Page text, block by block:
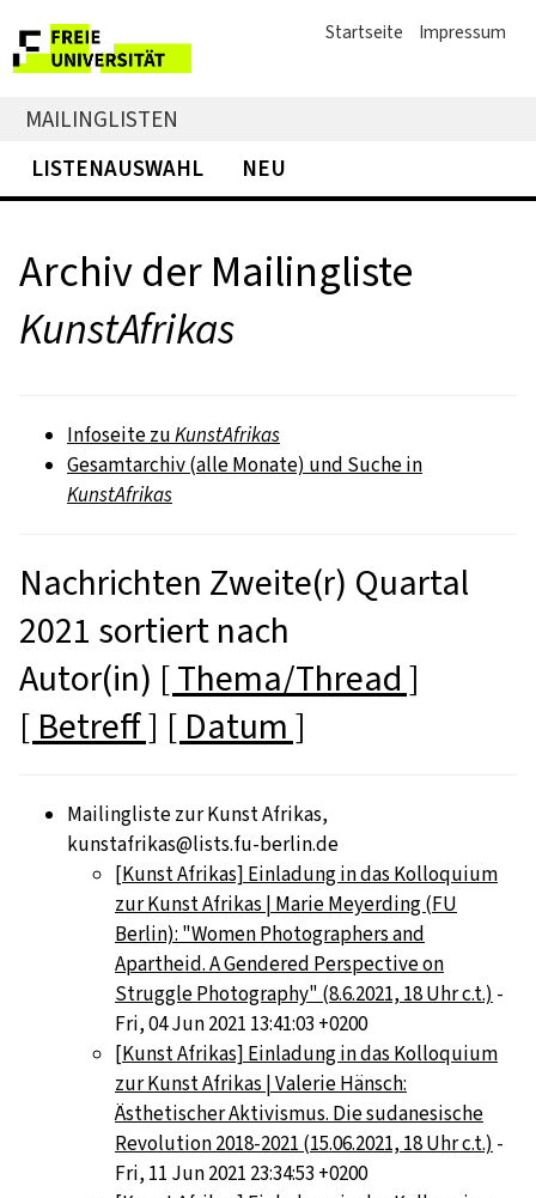
Startseite Impressum
MAILINGLISTEN
LISTENAUSWAHL
NEU
Archiv der Mailingliste
KunstAfrikas
Infoseite zuKunstAfrikas
Gesamtarchiv (alle Monate) und Suche in
KunstAfrikas
Nachrichten Zweite(r) Quartal
2021 sortiert nach
Autor(in) [ Thema/Thread ]
[ Betreff ] [ Datum ]
Mailingliste zur Kunst Afrikas,
kunstafrikas@lists.fu-berlin.de
[Kunst Afrikas] Einladung in das Kolloquium
zur Kunst Afrikas | Marie Meyerding (FU
Berlin): "Women Photographers and
Apartheid. A Gendered Perspective on
Struggle Photography" (8.6.2021, 18 Uhr c.t.) -
Fri, 04 Jun 2021 13:41:03 +0200
[Kunst Afrikas] Einladung in das Kolloquium
zur Kunst Afrikas | Valerie Hänsch:
Ästhetischer Aktivismus. Die sudanesische
Revolution 2018-2021 (15.06.2021, 18 Uhr c.t.) -
Fri, 11 Jun 2021 23:34:53 +0200